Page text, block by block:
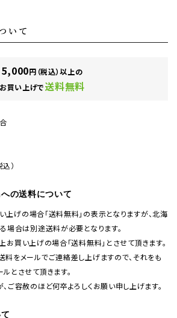
いて
5,000円（税込）以上の
お買い上げで送料無料
）
の送料について
上げの場合「送料無料」の表示となりますが、北海
場合は別途送料が必要となります。
お買い上げの場合「送料無料」とさせて頂きます。
をメールでご連絡差し上げますので、それをも
とさせて頂きます。
ご容赦のほど何卒よろしくお願い申し上げます。